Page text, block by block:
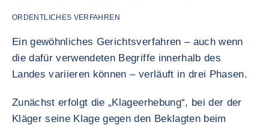
ORDENTLICHES VERFAHREN
Ein gewöhnliches Gerichtsverfahren – auch wenn
die dafür verwendeten Begriffe innerhalb des
Landes variieren können – verläuft in drei Phasen.
Zunächst erfolgt die „Klageerhebung“, bei der der
Kläger seine Klage gegen den Beklagten beim